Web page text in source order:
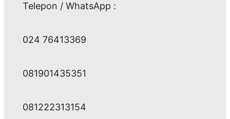
Telepon / WhatsApp :
024 76413369
081901435351
081222313154